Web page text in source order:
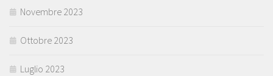
Novembre 2023
Ottobre 2023
Luglio 2023